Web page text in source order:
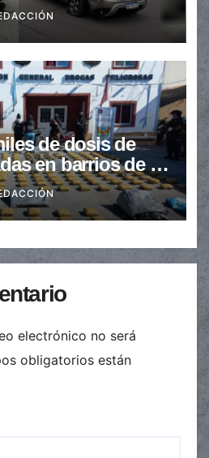
de dosis de
en barrios de la
electrónico no será
obligatorios están